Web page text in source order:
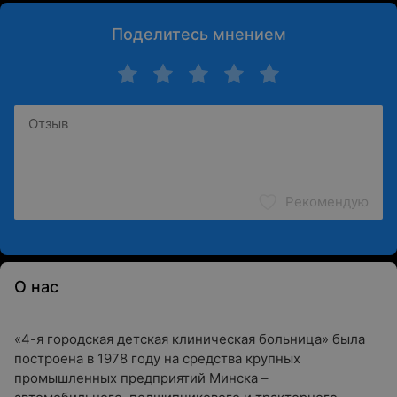
Поделитесь мнением
Рекомендую
О нас
«4-я городская детская клиническая больница» была
построена в 1978 году на средства крупных
промышленных предприятий Минска –